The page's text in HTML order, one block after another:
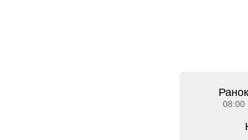
Ранок
08:00